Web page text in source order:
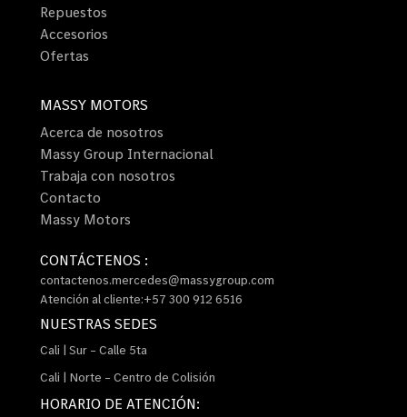
Repuestos
Accesorios
Ofertas
MASSY MOTORS
Acerca de nosotros
Massy Group Internacional
Trabaja con nosotros
Contacto
Massy Motors
CONTÁCTENOS :
contactenos.mercedes@massygroup.com
Atención al cliente:+57 300 912 6516
NUESTRAS SEDES
Cali | Sur – Calle 5ta
Cali | Norte – Centro de Colisión
HORARIO DE ATENCIÓN: